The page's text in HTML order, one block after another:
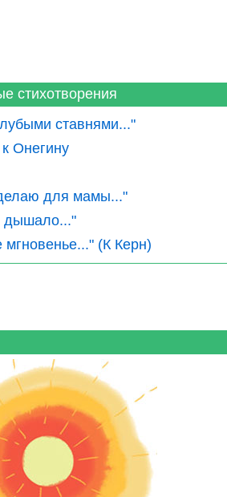
стихотворения
ставнями..."
Онегину
для мамы..."
дышало..."
(К Керн)